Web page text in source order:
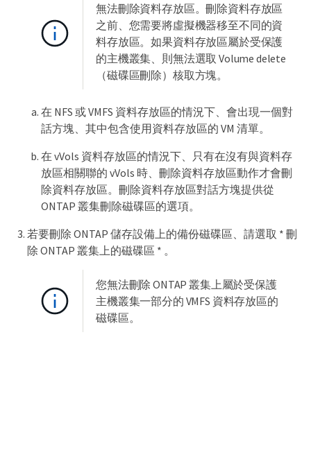
無法刪除資料存放區。刪除資料存放區
之前、您需要將虛擬機器移至不同的資
料存放區。如果資料存放區屬於受保護
的主機叢集、則無法選取 Volume delete
（磁碟區刪除）核取方塊。
在 NFS 或 VMFS 資料存放區的情況下、會出現一個對
話方塊、其中包含使用資料存放區的 VM 清單。
在 vVols 資料存放區的情況下、只有在沒有與資料存
放區相關聯的 vVols 時、刪除資料存放區動作才會刪
除資料存放區。刪除資料存放區對話方塊提供從
ONTAP 叢集刪除磁碟區的選項。
若要刪除 ONTAP 儲存設備上的備份磁碟區、請選取 * 刪
除 ONTAP 叢集上的磁碟區 * 。
您無法刪除 ONTAP 叢集上屬於受保護
主機叢集一部分的 VMFS 資料存放區的
磁碟區。